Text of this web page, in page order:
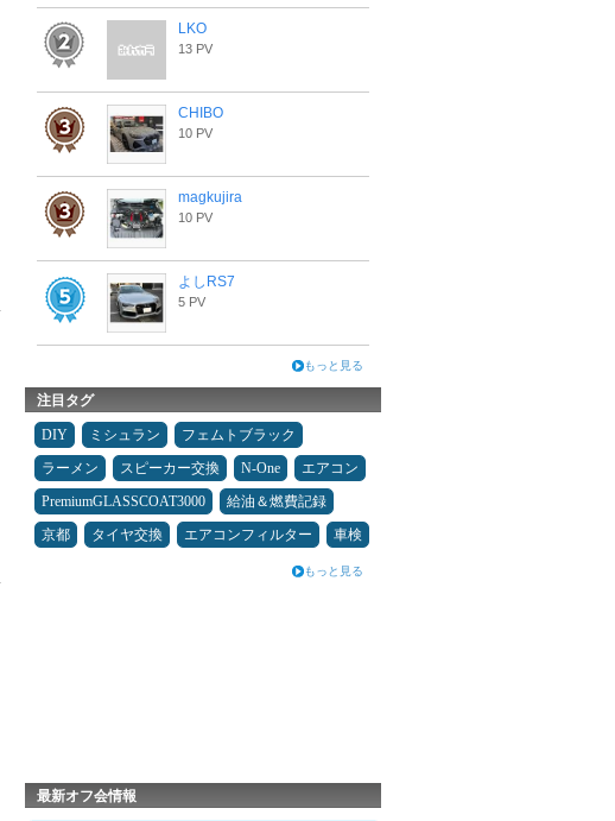
LKO
13 PV
CHIBO
10 PV
magkujira
10 PV
よしRS7
5 PV
もっと見る
注目タグ
DIY ミシュラン
フェムトブラック
ラーメン
スピーカー交換 N-One
エアコン
PremiumGLASSCOAT3000
給油＆燃費記録
京都
タイヤ交換 エアコンフィルター 車検
もっと見る
最新オフ会情報